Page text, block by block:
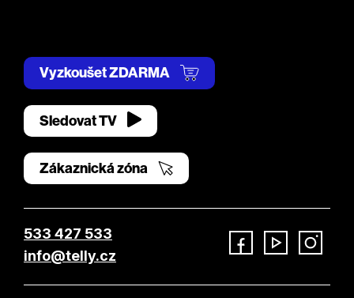
Vyzkoušet ZDARMA
Sledovat TV
Zákaznická zóna
533 427 533
info@telly.cz